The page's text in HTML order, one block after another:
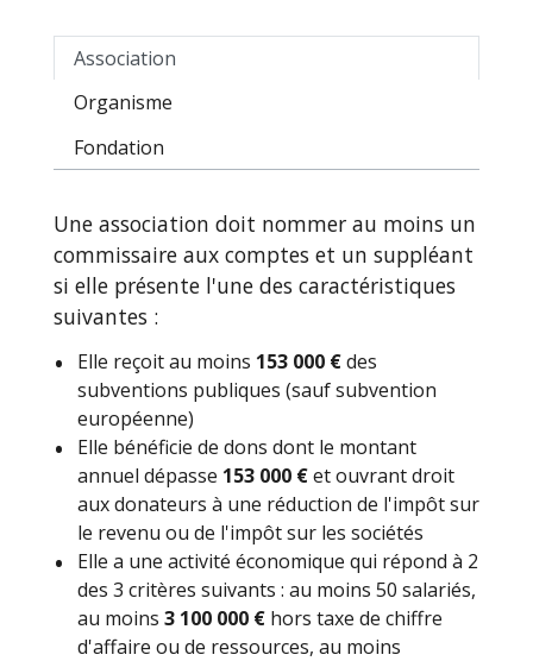
Association
Organisme
Fondation
Une association doit nommer au moins un
commissaire aux comptes et un suppléant
si elle présente l'une des caractéristiques
suivantes :
Elle reçoit au moins 153 000 €des
subventions publiques (sauf subvention
européenne)
Elle bénéficie de dons dont le montant
annuel dépasse 153 000 €et ouvrant droit
aux donateurs à une réduction de l'impôt sur
le revenu ou de l'impôt sur les sociétés
Elle a une activité économique qui répond à 2
des 3 critères suivants : au moins 50 salariés,
au moins 3 100 000 € hors taxe de chiffre
d'affaire ou de ressources, au moins